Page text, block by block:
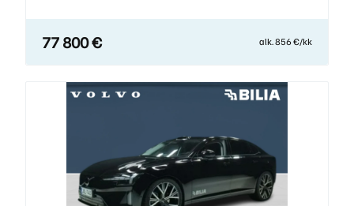
77 800 € alk. 856 €/kk